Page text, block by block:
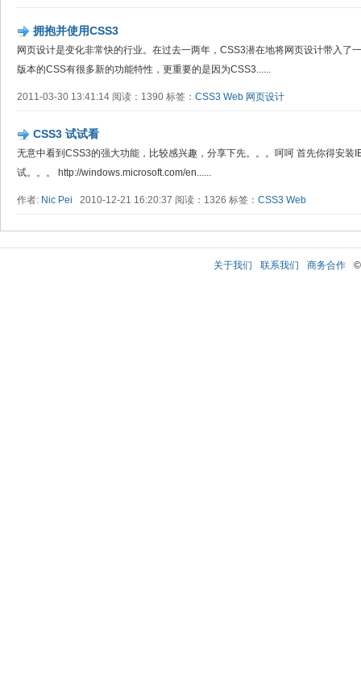
拥抱并使用CSS3
网页设计是变化非常快的行业。在过去一两年，CSS3潜在地将网页设计带入了
版本的CSS有很多新的功能特性，更重要的是因为CSS3......
2011-03-30 13:41:14 阅读：1390 标签： CSS3 Web 网页设计
CSS3 试试看
无意中看到CSS3的强大功能，比较感兴趣，分享下先。。。呵呵 首先你得安装
试。。。 http://windows.microsoft.com/en......
作者: Nic Pei 2010-12-21 16:20:37 阅读：1326 标签： CSS3 Web
关于我们 联系我们 商务合作